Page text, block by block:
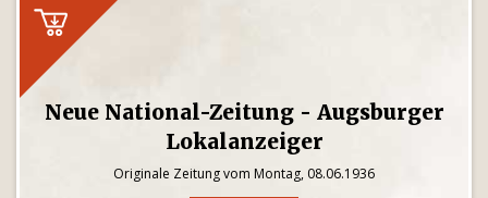
Neue National-Zeitung - Augsburger
Lokalanzeiger
Originale Zeitung vom Montag, 08.06.1936